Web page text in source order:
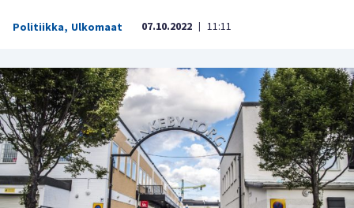
Politiikka, Ulkomaat 07.10.2022 | 11:11